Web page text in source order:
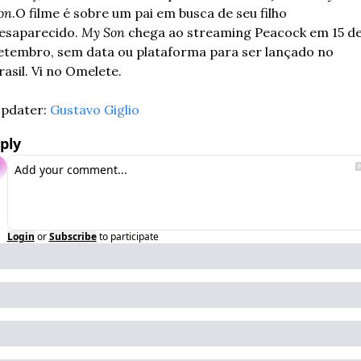
.O filme é sobre um pai em busca de seu filho
My Son chega ao streaming Peacock em 15
sem data ou plataforma para ser lançado no
Vi no Omelete.
Gustavo Giglio
Login or Subscribe to participate